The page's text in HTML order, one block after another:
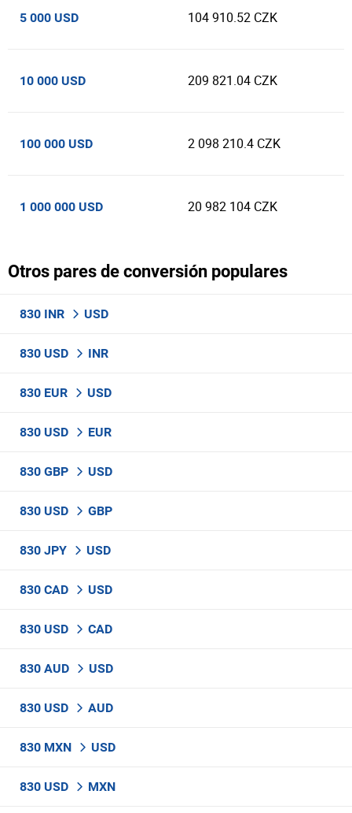
5 000 USD 104 910.52 CZK
10 000 USD 209 821.04 CZK
100 000 USD 2 098 210.4 CZK
1 000 000 USD 20 982 104 CZK
Otros pares de conversión populares
830 INR USD
830 USD INR
830 EUR USD
830 USD EUR
830 GBP USD
830 USD GBP
830 JPY USD
830 CAD USD
830 USD CAD
830 AUD USD
830 USD AUD
830 MXN USD
830 USD MXN